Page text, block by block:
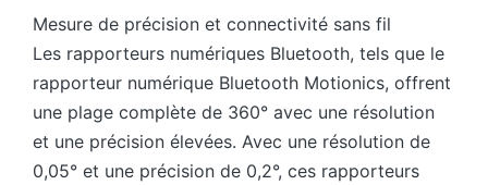
Mesure de précision et connectivité sans fil
Les rapporteurs numériques Bluetooth, tels que le
rapporteur numérique Bluetooth Motionics, offrent
une plage complète de 360° avec une résolution
et une précision élevées. Avec une résolution de
0,05° et une précision de 0,2°, ces rapporteurs